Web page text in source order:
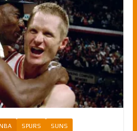
NBA SPURS SUNS